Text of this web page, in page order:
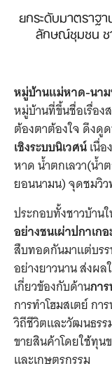
ยกระดับมาตราฐ
ลักษณ์ชุมชน ช
หมู่บ้านแม่หาด-นาม
หมู่บ้านที่ขึ้นชื่อเรื่อง
ต้องตาต้องใจ ดึงดู
เชิงระบบนิเวศน์เนื่
หาด น้ำตกเลวา(น้
ยอนนามน) จุดชมวิ
ประกอบทั้งชาวบ้าน
อย่างชนเผ่าปกาเก
สืบทอดกันมาแต่บร
อย่างยาวนาน ส่งผ
เกี่ยวข้องกับด้านกา
การทำโฮมสเตย์ ก
วิถีชีวิตและวัฒนธร
ขายสินค้าโดยใช้ทุน
และเกษตรกรรม